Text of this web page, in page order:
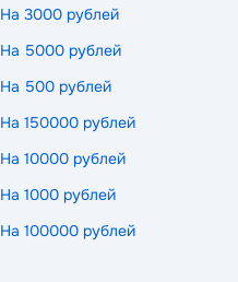
На 3000 рублей
На 5000 рублей
На 500 рублей
На 150000 рублей
На 10000 рублей
На 1000 рублей
На 100000 рублей